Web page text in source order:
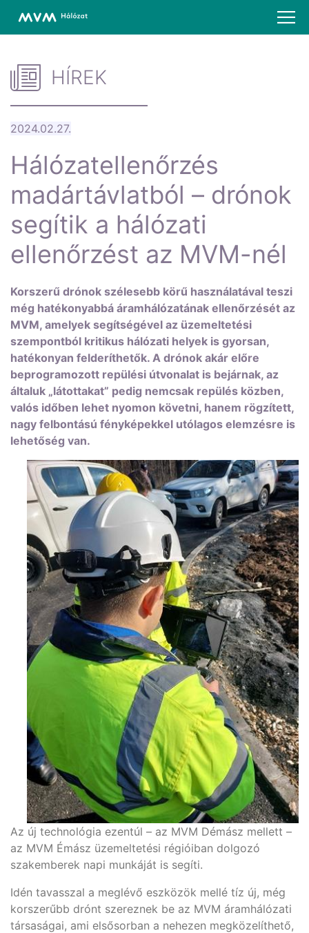
HÍREK
2024.02.27.
Hálózatellenőrzés
madártávlatból – drónok
segítik a hálózati
ellenőrzést az MVM-nél
Korszerű drónok szélesebb körű használatával teszi
még hatékonyabbá áramhálózatának ellenőrzését az
MVM, amelyek segítségével az üzemeltetési
szempontból kritikus hálózati helyek is gyorsan,
hatékonyan felderíthetők. A drónok akár előre
beprogramozott repülési útvonalat is bejárnak, az
általuk „látottakat” pedig nemcsak repülés közben,
valós időben lehet nyomon követni, hanem rögzített,
nagy felbontású fényképekkel utólagos elemzésre is
lehetőség van.
Az új technológia ezentúl – az MVM Démász mellett –
az MVM Émász üzemeltetési régióiban dolgozó
szakemberek napi munkáját is segíti.
Idén tavasszal a meglévő eszközök mellé tíz új, még
korszerűbb drónt szereznek be az MVM áramhálózati
társaságai, ami elsősorban a nehezen megközelíthető,